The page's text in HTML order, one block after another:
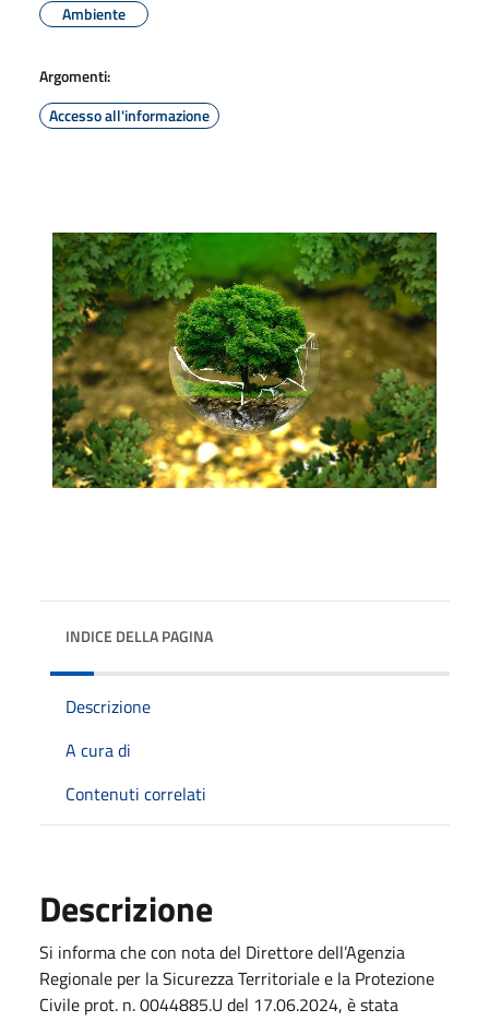
Ambiente
Argomenti:
Accesso all'informazione
INDICE DELLA PAGINA
Descrizione
A cura di
Contenuti correlati
Descrizione
Si informa che con nota del Direttore dell’Agenzia
Regionale per la Sicurezza Territoriale e la Protezione
Civile prot. n. 0044885.U del 17.06.2024, è stata